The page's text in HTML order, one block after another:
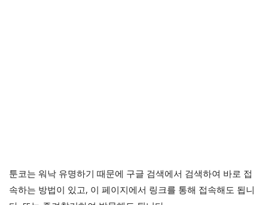
툰코는 워낙 유명하기 때문에 구글 검색에서 검색하여 바로 접
속하는 방법이 있고, 이 페이지에서 링크를 통해 접속해도 됩니